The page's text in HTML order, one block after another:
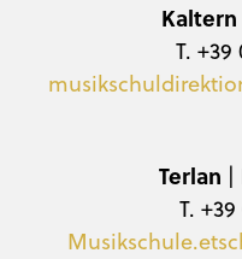
Kaltern
T. +39
Terlan |
T. +39